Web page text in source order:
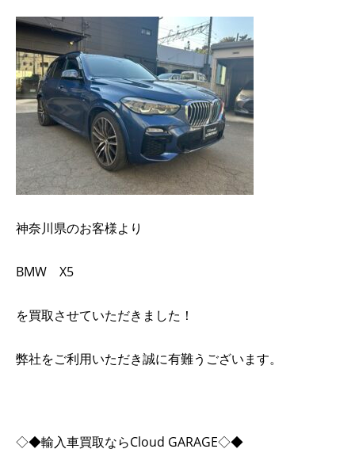
神奈川県のお客様より
BMW X5
を買取させていただきました！
弊社をご利用いただき誠に有難うございます。
◇◆輸入車買取ならCloud GARAGE◇◆